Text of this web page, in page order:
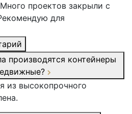
проектов закрыли с
для
производятся контейнеры
из высокопрочного